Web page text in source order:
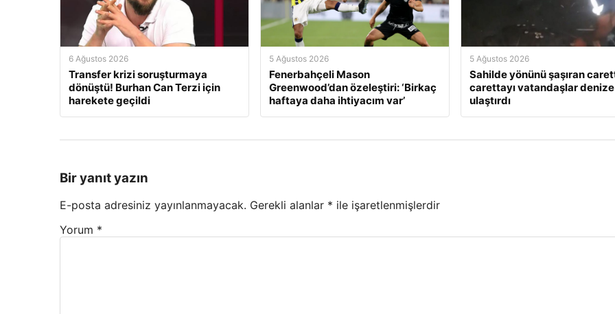
6 Ağustos 2026
Transfer krizi soruşturmaya
dönüştü! Burhan Can Terzi için
harekete geçildi
5 Ağustos 2026
Fenerbahçeli Mason
Greenwood’dan özeleştiri: ‘Birkaç
haftaya daha ihtiyacım var’
5 Ağustos 2026
Sahilde yönünü şaşıran
carettayı vatandaşlar denize
ulaştırdı
Bir yanıt yazın
E-posta adresiniz yayınlanmayacak. Gerekli alanlar * ile işaretlenmişlerdir
Yorum *